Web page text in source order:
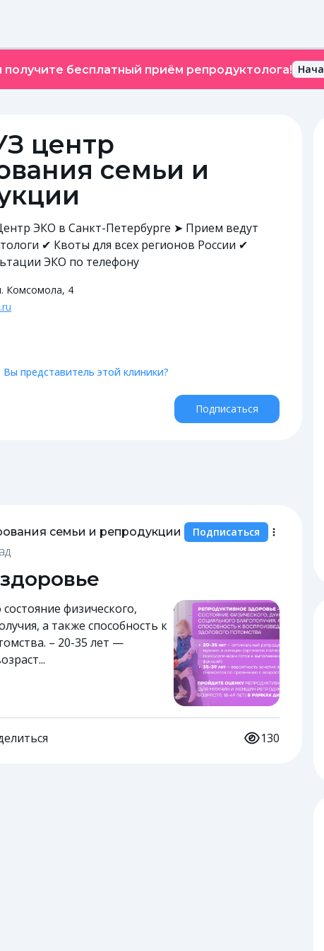
бесплатный приём репродуктолога!
центр
семьи и
ЭКО в Санкт-Петербурге ➤ Прием ведут
✔ Квоты для всех регионов России ✔
ЭКО по телефону
Комсомола, 4
Вы представитель этой клиники?
Подписаться
семьи и репродукции Подписаться
физического,
а также способность к
– 20-35 лет —
130